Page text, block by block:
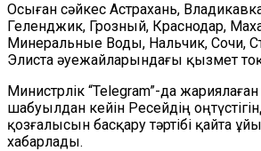
Осыған сәйкес Астрахань,
Геленджик, Грозный, Краснодар,
Минеральные Воды, Нальчик, Сочи,
Элиста әуежайларындағы қызмет
Министрлік “Telegram”-да
шабуылдан кейін Ресейдің
қозғалысын басқару тәртібі қайта
хабарлады.